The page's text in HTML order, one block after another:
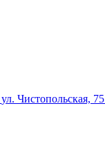
ул. Чистопольская, 75